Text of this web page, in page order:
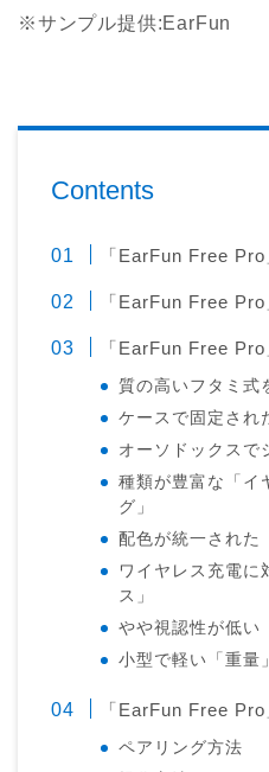
※サンプル提供:EarFun
Contents
「EarFun Free
「EarFun Free
「EarFun Free
質の高いフタミ式
ケースで固定され
オーソドックスで
種類が豊富な「イ
グ」
配色が統一された
ワイヤレス充電に
ス」
やや視認性が低い
小型で軽い「重量」
「EarFun Free
ペアリング方法